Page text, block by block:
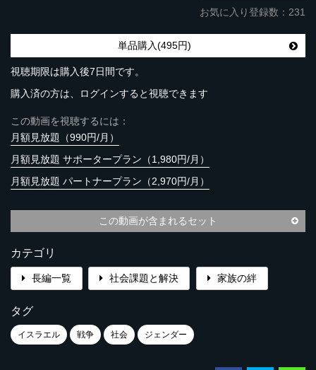
お気に入り登録数：231
単品購入(495円)
視聴期限は購入後7日間です。
購入済の方は、ログインすると視聴できます
この動画を視聴するには：
月額見放題（990円/月）
月額見放題 サポータープラン（1,980円/月）
月額見放題 パートナープラン（2,970円/月）
この動画が含まれるセット
カテゴリ
長編一覧 社会課題と解決 家族の絆
タグ
イスラエル 戦争 社会 ジェンダー